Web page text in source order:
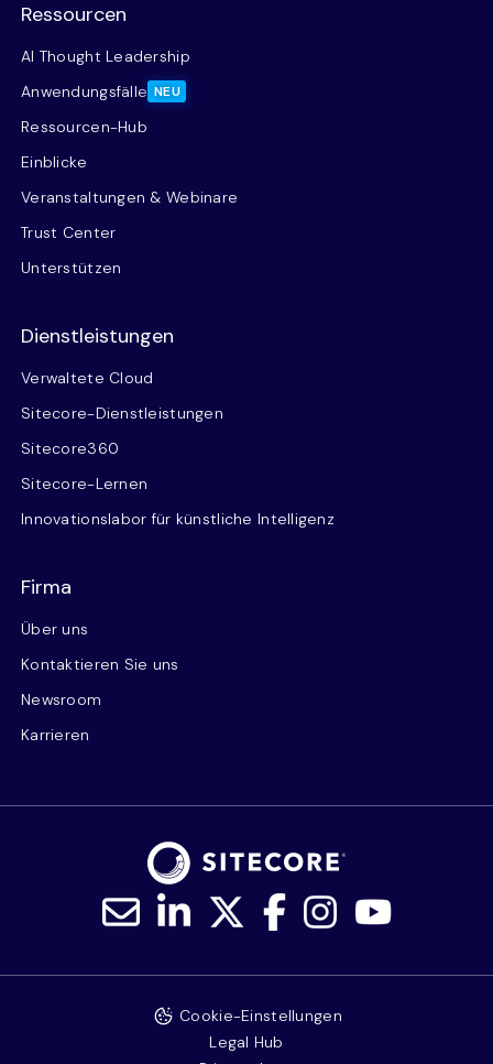
Ressourcen
AI Thought Leadership
Anwendungsfälle NEU
Ressourcen-Hub
Einblicke
Veranstaltungen & Webinare
Trust Center
Unterstützen
Dienstleistungen
Verwaltete Cloud
Sitecore-Dienstleistungen
Sitecore360
Sitecore-Lernen
Innovationslabor für künstliche Intelligenz
Firma
Über uns
Kontaktieren Sie uns
Newsroom
Karrieren
Cookie-Einstellungen
Legal Hub